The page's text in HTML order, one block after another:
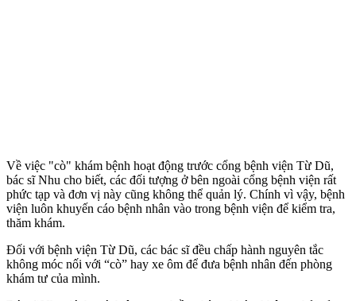
Về việc "cò" khám bệnh hoạt động trước cổng bệnh viện Từ Dũ,
bác sĩ Nhu cho biết, các đối tượng ở bên ngoài cổng bệnh viện rất
phức tạp và đơn vị này cũng không thể quản lý. Chính vì vậy, bệnh
viện luôn khuyến cáo bệnh nhân vào trong bệnh viện để kiểm tra,
thăm khám.
Đối với bệnh viện Từ Dũ, các bác sĩ đều chấp hành nguyên tắc
không móc nối với “cò” hay xe ôm để đưa bệnh nhân đến phòng
khám tư của mình.